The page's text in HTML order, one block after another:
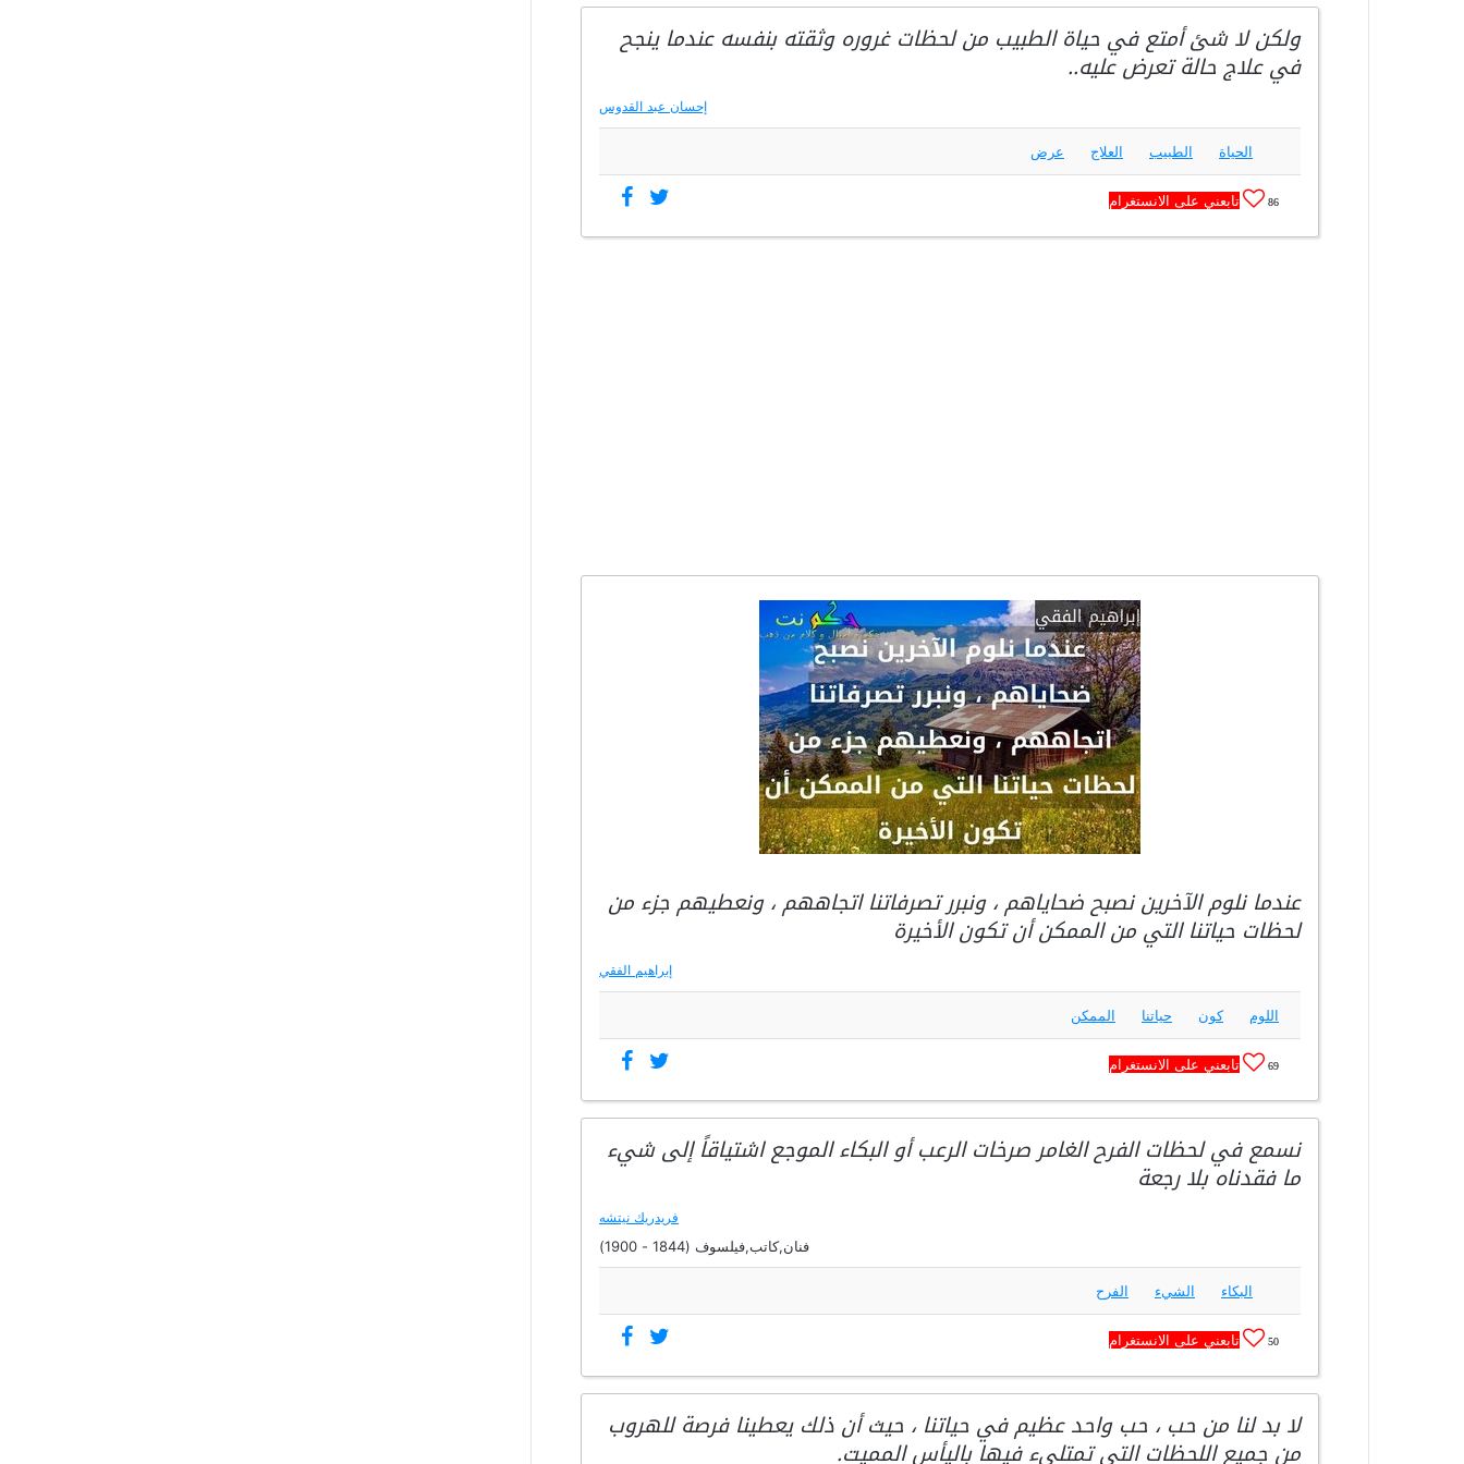
ولكن لا شئ أمتع في حياة الطبيب من لحظات غروره وثقته بنفسه عندما ينجح
في علاج حالة تعرض عليه..
إحسان عبد القدوس
الحياة الطبيب العلاج عرض
86 تابعني على الانستغرام
عندما نلوم الآخرين نصبح ضحاياهم ، ونبرر تصرفاتنا اتجاههم ، ونعطيهم جزء من
لحظات حياتنا التي من الممكن أن تكون الأخيرة
إبراهيم الفقي
اللوم كون حياتنا الممكن
69 تابعني على الانستغرام
نسمع في لحظات الفرح الغامر صرخات الرعب أو البكاء الموجع اشتياقاً إلى شيء
ما فقدناه بلا رجعة
فريدريك نيتشه
فنان,كاتب,فيلسوف (1844 - 1900)
البكاء الشيء الفرح
50 تابعني على الانستغرام
لا بد لنا من حب ، حب واحد عظيم في حياتنا ، حيث أن ذلك يعطينا فرصة للهروب
من جميع اللحظات التي تمتلىء فيها باليأس المميت.